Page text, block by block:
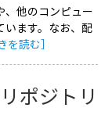
、他のコンピュー
います。なお、配
を読む］
ポジトリ